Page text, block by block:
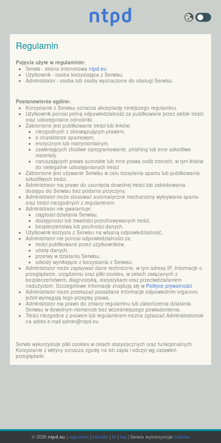
Regulamin
Pojęcia użyte w regulaminie:
Serwis - strona internetowa ntpd.eu
Użytkownik - osoba korzystająca z Serwisu.
Administrator - osoba lub osoby wyznaczone do obsługi Serwisu.
Postanowienia ogólne:
Korzystanie z Serwisu oznacza akceptację niniejszego regulaminu.
Użytkownik ponosi pełną odpowiedzialność za publikowane przez siebie treści
oraz udostępniane odnośniki.
Zabronione jest publikowanie treści lub linków:
niezgodnych z obowiązującym prawem,
o charakterze spamowym,
erotycznym lub matrymonialnym,
zawierających złośliwe oprogramowanie, phishing lub inne szkodliwe
materiały.
naruszających prawa autorskie lub inne prawa osób trzecich, w tym linków
do nielegalnie udostępnianych treści
Zabronione jest używanie Serwisu w celu rozsyłania spamu lub publikowania
szkodliwych treści.
Administrator ma prawo do usunięcia dowolnej treści lub zablokowania
dostępu do Serwisu bez podania przyczyny.
Administrator może stosować automatyczne mechanizmy wykrywania spamu
oraz treści niezgodnych z regulaminem.
Administrator nie gwarantuje:
ciągłości działania Serwisu,
dostępności lub trwałości przechowywanych treści,
bezpieczeństwa lub poufności danych.
Użytkownik korzysta z Serwisu na własną odpowiedzialność.
Administrator nie ponosi odpowiedzialności za:
treści publikowane przez użytkowników,
utratę danych,
przerwy w działaniu Serwisu,
szkody wynikające z korzystania z Serwisu.
Administrator może zapisywać dane techniczne, w tym adresy IP, informacje o
przeglądarce, urządzeniu oraz pliki cookies, w celach związanych z
bezpieczeństwem, diagnostyką, statystykami oraz przeciwdziałaniem
nadużyciom. Szczegółowe informacje znajdują się w Polityce prywatności
Administrator może przekazać posiadane informacje odpowiednim organom,
jeżeli wymagają tego przepisy prawa.
Administrator ma prawo do zmiany regulaminu lub zakończenia działania
Serwisu w dowolnym momencie bez wcześniejszego powiadomienia.
Treści niezgodne z prawem lub regulaminem można zgłaszać Administratorowi
na adres e-mail admin@ntpd.eu
Serwis wykorzystuje pliki cookies w celach statystycznych oraz funkcjonalnych.
Korzystanie z witryny oznacza zgodę na ich zapis i odczyt wg ustawień
przeglądarki.
© 2026 ntpd.eu | regulamin| kontakt| fb| faq| Serwis wykorzystuje cookies